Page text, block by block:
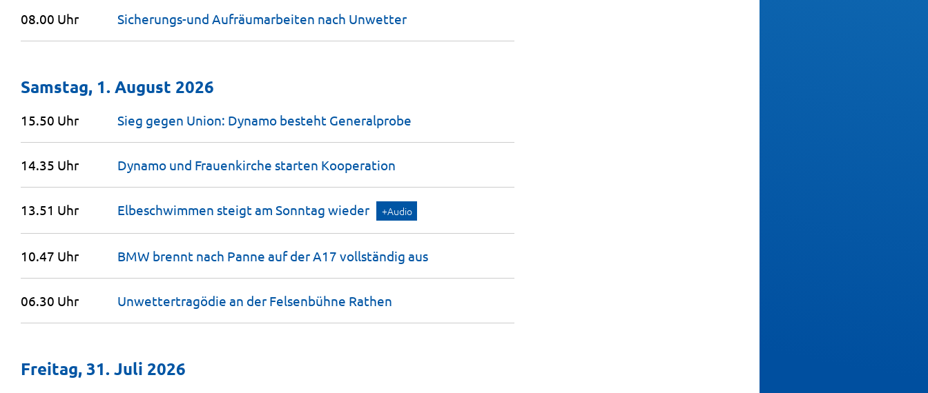
08.00 Uhr Sicherungs-und Aufräumarbeiten nach Unwetter
Samstag, 1. August 2026
15.50 Uhr Sieg gegen Union: Dynamo besteht Generalprobe
14.35 Uhr Dynamo und Frauenkirche starten Kooperation
13.51 Uhr Elbeschwimmen steigt am Sonntag wieder +Audio
10.47 Uhr BMW brennt nach Panne auf der A17 vollständig aus
06.30 Uhr Unwettertragödie an der Felsenbühne Rathen
Freitag, 31. Juli 2026